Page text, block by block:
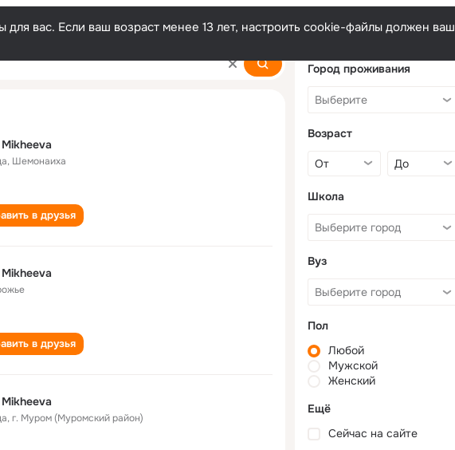
вас. Если ваш возраст менее 13 лет, настроить cookie-файлы должен ваш
, Шемонаиха
в друзья
в друзья
,г. Муром (Муромский район)
Город проживания
Возраст
Школа
Вуз
Пол
Любой
Мужской
Женский
Ещё
Сейчас на сайте